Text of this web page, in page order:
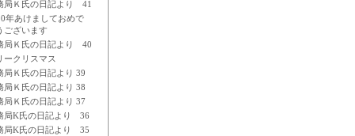
局Ｋ氏の日記より 41
年あけましておめで
ございます
局Ｋ氏の日記より 40
ークリスマス
局Ｋ氏の日記より 39
局Ｋ氏の日記より 38
局Ｋ氏の日記より 37
局K氏の日記より 36
局K氏の日記より 35